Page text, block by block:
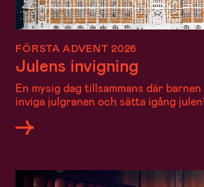
FÖRSTA ADVENT 2026
Julens invigning
En mysig dag tillsammans där
inviga julgranen och sätta igång